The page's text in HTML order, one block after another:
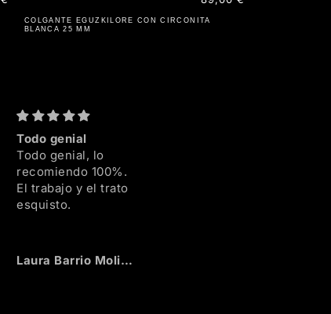
COLGANTE EGUZKILORE CON CIRCONITA
BLANCA 25 MM
habitual
Todo genial
Todo genial, lo
recomiendo 100%.
El trabajo y el trato
esquisto.
Laura Barrio Molina